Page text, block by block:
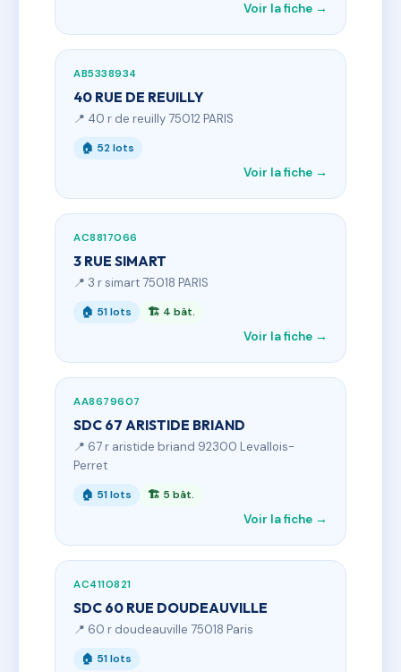
Voir la fiche →
AB5338934
40 RUE DE REUILLY
📍 40 r de reuilly 75012 PARIS
🏠 52 lots
Voir la fiche →
AC8817066
3 RUE SIMART
📍 3 r simart 75018 PARIS
🏠 51 lots 🏗 4 bât.
Voir la fiche →
AA8679607
SDC 67 ARISTIDE BRIAND
📍 67 r aristide briand 92300 Levallois-
Perret
🏠 51 lots 🏗 5 bât.
Voir la fiche →
AC4110821
SDC 60 RUE DOUDEAUVILLE
📍 60 r doudeauville 75018 Paris
🏠 51 lots